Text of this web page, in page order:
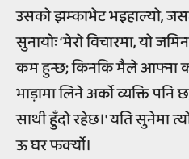
उसको झम्काभेट भइहाल्यो,
सुनायोः ‘मेरो विचारमा, यो
कम हुन्छ; किनकि मैले आफ्ना
भाड़ामा लिने अर्को व्यक्ति पनि
साथी हुँदो रहेछ।' यति सुनेमा
ऊ घर फर्क्‍यो।